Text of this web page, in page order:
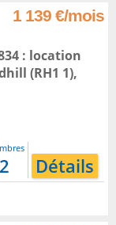
1 139 €/mois
: location
(RH1 1),
2 Détails